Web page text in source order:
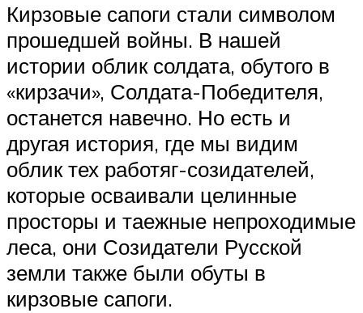
Кирзовые сапоги стали символом
прошедшей войны. В нашей
истории облик солдата, обутого в
«кирзачи», Солдата-Победителя,
останется навечно. Но есть и
другая история, где мы видим
облик тех работяг-созидателей,
которые осваивали целинные
просторы и таежные непроходимые
леса, они Созидатели Русской
земли также были обуты в
кирзовые сапоги.